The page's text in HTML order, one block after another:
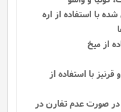
با استفاده از
در صورت عدم تقارن در